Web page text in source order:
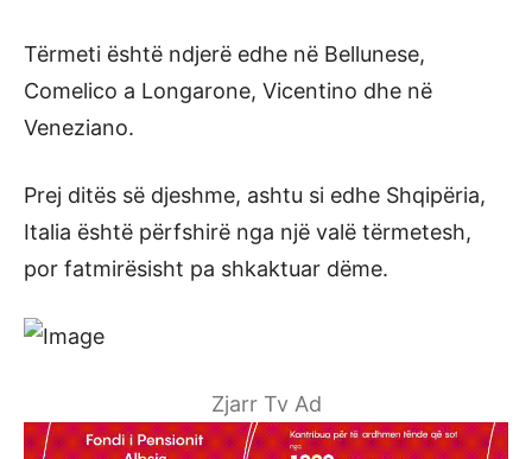
Tërmeti është ndjerë edhe në Bellunese,
Comelico a Longarone, Vicentino dhe në
Veneziano.
Prej ditës së djeshme, ashtu si edhe Shqipëria,
Italia është përfshirë nga një valë tërmetesh,
por fatmirësisht pa shkaktuar dëme.
Zjarr Tv Ad